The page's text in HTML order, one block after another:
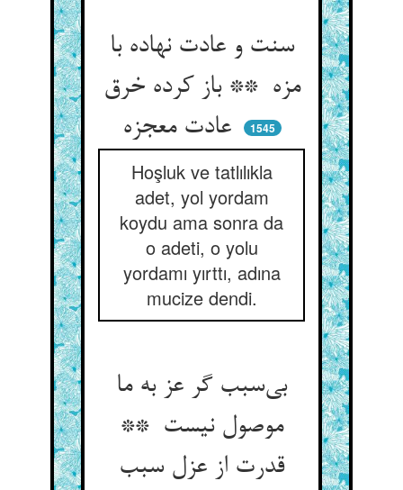
سنت و عادت نهاده با
مزه ** باز کرده خرق
عادت معجزه
1545
Hoşluk ve tatlılıkla
adet, yol yordam
koydu ama sonra da
o adeti, o yolu
yordamı yırttı, adına
mucize dendi.
بی‌سبب گر عز به ما
موصول نیست **
قدرت از عزل سبب